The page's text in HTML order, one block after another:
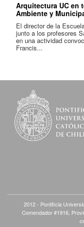
Arquitectura UC en
Ambiente y
El director de la
junto a los profesores
en una actividad
Francis...
2012 - Pontificia
Comendador #1916,